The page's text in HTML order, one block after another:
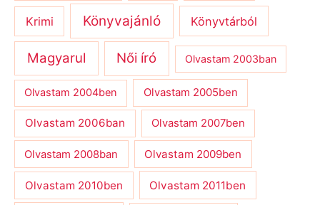
Krimi Könyvajánló Könyvtárból
Magyarul Női író Olvastam 2003ban
Olvastam 2004ben Olvastam 2005ben
Olvastam 2006ban Olvastam 2007ben
Olvastam 2008ban Olvastam 2009ben
Olvastam 2010ben Olvastam 2011ben